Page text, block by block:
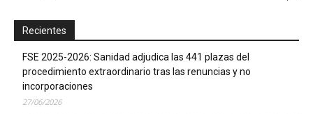
Recientes
FSE 2025-2026: Sanidad adjudica las 441 plazas del
procedimiento extraordinario tras las renuncias y no
incorporaciones
27/06/2026